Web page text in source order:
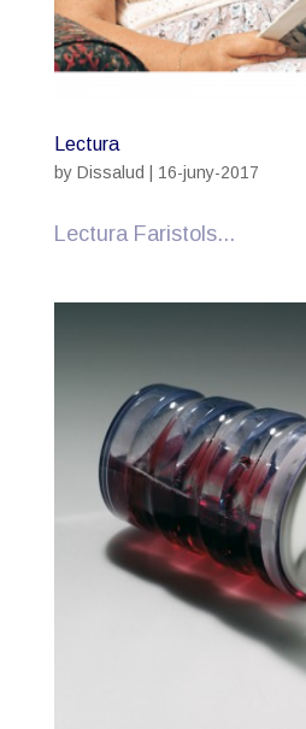
Lectura
by Dissalud 16-juny-2017
Lectura Faristols...